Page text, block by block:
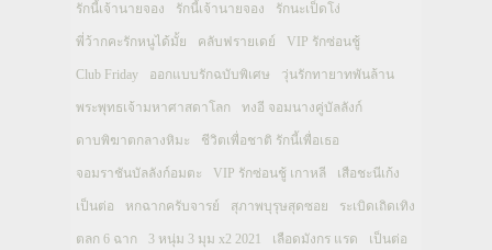
รักนี้เจ้านายจอง รักนี้เจ้านายจอง รักนะเป็ดโง่
พี่ว้ากคะรักหนูได้มั้ย คลับฟรายเดย์ VIP รักซ่อนชู้
Club Friday ออกแบบรักฉบับพิเศษ วุ่นรักทายาทพันล้าน
พระพุทธเจ้ามหาศาสดาโลก ทงอี จอมนางคู่บัลลังก์
ดาบพิฆาตกลางหิมะ ชีวิตเพื่อชาติ รักนี้เพื่อเธอ
จอมราชันบัลลังก์อมตะ VIP รักซ่อนชู้ เกาหลี เสือชะนีเก้ง
เป็นต่อ หกฉากครับจารย์ สุภาพบุรุษสุดซอย ระเบิดเถิดเทิง
ตลก 6 ฉาก 3 หนุ่ม 3 มุม x2 2021 เลือดมังกร แรด เป็นต่อ